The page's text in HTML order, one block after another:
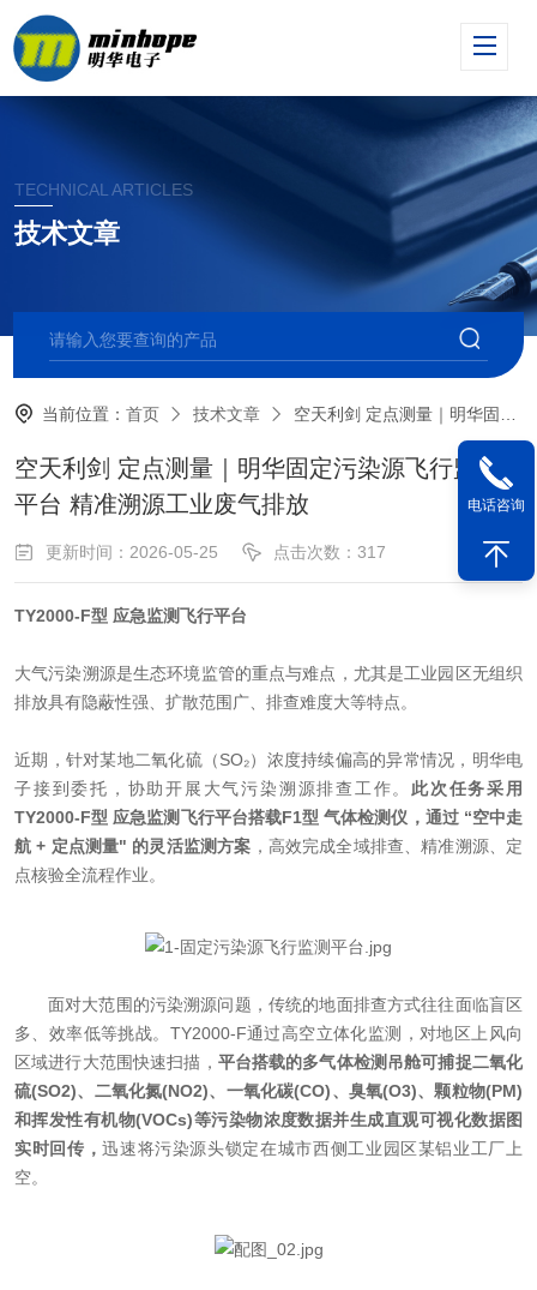
TECHNICAL ARTICLES
技术文章
当前位置：首页 技术文章 空天利剑 定点测量｜明华固定污染源飞行监测平台 精准溯源工业废气排放
空天利剑 定点测量｜明华固定污染源飞行监测
平台 精准溯源工业废气排放
更新时间：2026-05-25 点击次数：317
TY2000-F型 应急监测飞行平台
大气污染溯源是生态环境监管的重点与难点，尤其是工业园区无组织
排放具有隐蔽性强、扩散范围广、排查难度大等特点。
近期，针对某地二氧化硫（SO₂）浓度持续偏高的异常情况，明华电
子接到委托，协助开展大气污染溯源排查工作。 此次任务采用
TY2000-F型 应急监测飞行平台搭载F1型 气体检测仪，通过 “空中走
航 + 定点测量" 的灵活监测方案 ，高效完成全域排查、精准溯源、定
点核验全流程作业。
面对大范围的污染溯源问题，传统的地面排查方式往往面临盲区
多、效率低等挑战。TY2000-F通过高空立体化监测，对地区上风向
区域进行大范围快速扫描， 平台搭载的多气体检测吊舱可捕捉二氧化
硫(SO2)、二氧化氮(NO2)、一氧化碳(CO)、臭氧(O3)、颗粒物(PM)
和挥发性有机物(VOCs)等污染物浓度数据并生成直观可视化数据图
实时回传，迅速将污染源头锁定在城市西侧工业园区某铝业工厂上
空。
电话咨询